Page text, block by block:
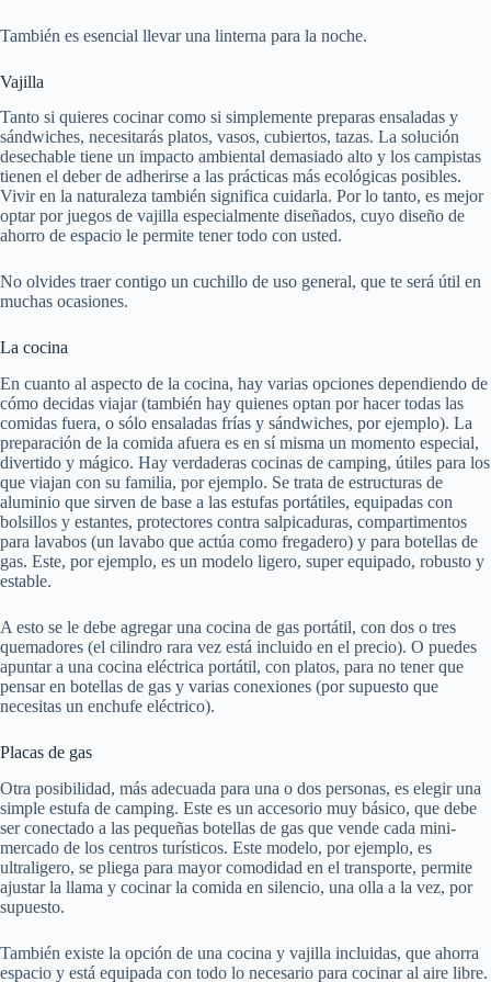
También es esencial llevar una linterna para la noche.
Vajilla
Tanto si quieres cocinar como si simplemente preparas ensaladas y
sándwiches, necesitarás platos, vasos, cubiertos, tazas. La solución
desechable tiene un impacto ambiental demasiado alto y los campistas
tienen el deber de adherirse a las prácticas más ecológicas posibles.
Vivir en la naturaleza también significa cuidarla. Por lo tanto, es mejor
optar por juegos de vajilla especialmente diseñados, cuyo diseño de
ahorro de espacio le permite tener todo con usted.
No olvides traer contigo un cuchillo de uso general, que te será útil en
muchas ocasiones.
La cocina
En cuanto al aspecto de la cocina, hay varias opciones dependiendo de
cómo decidas viajar (también hay quienes optan por hacer todas las
comidas fuera, o sólo ensaladas frías y sándwiches, por ejemplo). La
preparación de la comida afuera es en sí misma un momento especial,
divertido y mágico. Hay verdaderas cocinas de camping, útiles para los
que viajan con su familia, por ejemplo. Se trata de estructuras de
aluminio que sirven de base a las estufas portátiles, equipadas con
bolsillos y estantes, protectores contra salpicaduras, compartimentos
para lavabos (un lavabo que actúa como fregadero) y para botellas de
gas. Este, por ejemplo, es un modelo ligero, super equipado, robusto y
estable.
A esto se le debe agregar una cocina de gas portátil, con dos o tres
quemadores (el cilindro rara vez está incluido en el precio). O puedes
apuntar a una cocina eléctrica portátil, con platos, para no tener que
pensar en botellas de gas y varias conexiones (por supuesto que
necesitas un enchufe eléctrico).
Placas de gas
Otra posibilidad, más adecuada para una o dos personas, es elegir una
simple estufa de camping. Este es un accesorio muy básico, que debe
ser conectado a las pequeñas botellas de gas que vende cada mini-
mercado de los centros turísticos. Este modelo, por ejemplo, es
ultraligero, se pliega para mayor comodidad en el transporte, permite
ajustar la llama y cocinar la comida en silencio, una olla a la vez, por
supuesto.
También existe la opción de una cocina y vajilla incluidas, que ahorra
espacio y está equipada con todo lo necesario para cocinar al aire libre.